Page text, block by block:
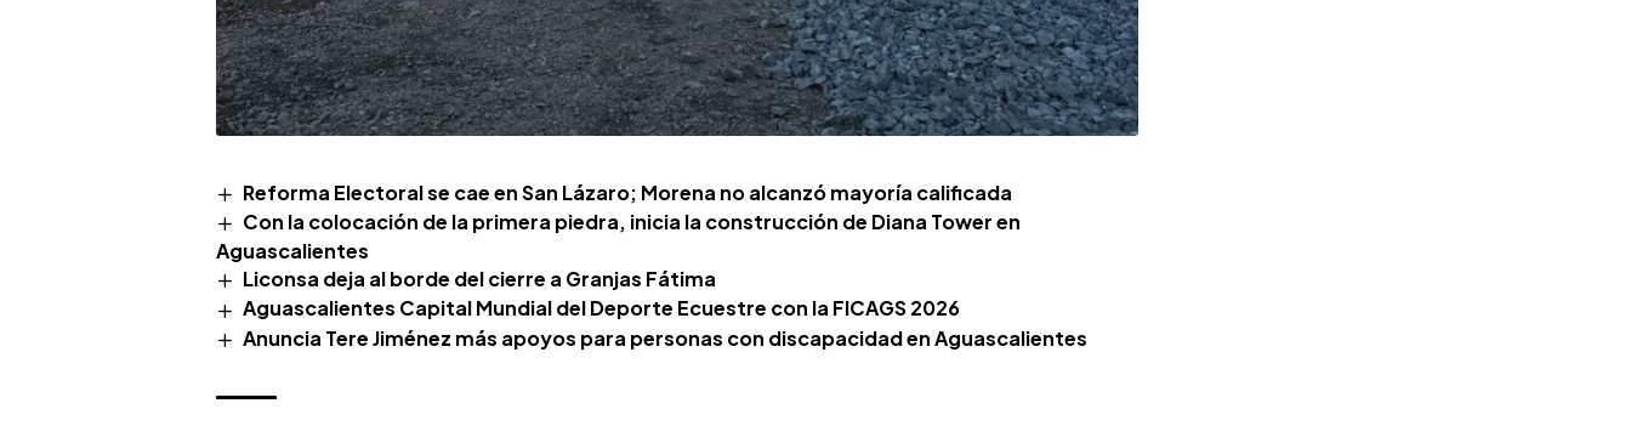
Reforma Electoral se cae en San Lázaro; Morena no alcanzó mayoría calificada
Con la colocación de la primera piedra, inicia la construcción de Diana Tower en
Aguascalientes
Liconsa deja al borde del cierre a Granjas Fátima
Aguascalientes Capital Mundial del Deporte Ecuestre con la FICAGS 2026
Anuncia Tere Jiménez más apoyos para personas con discapacidad en Aguascalientes